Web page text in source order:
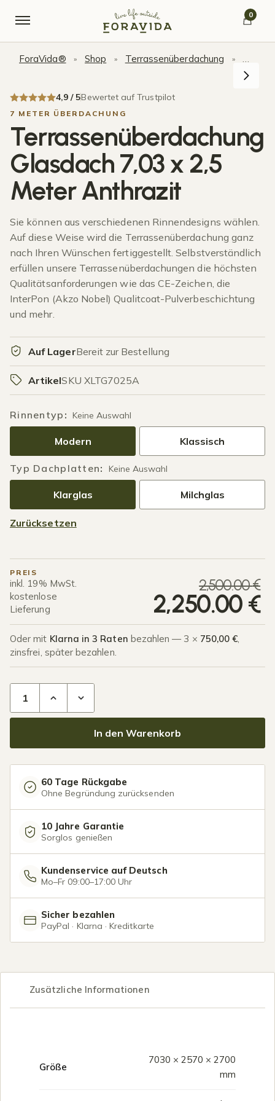
0
ForaVida® » Shop » Terrassenüberdachung »
4,9 / 5Bewertet auf Trustpilot
7 METER ÜBERDACHUNG
Terrassenüberdachung
Glasdach 7,03 x 2,5
Meter Anthrazit
Sie können aus verschiedenen Rinnendesigns wählen.
Auf diese Weise wird die Terrassenüberdachung ganz
nach Ihren Wünschen fertiggestellt. Selbstverständlich
erfüllen unsere Terrassenüberdachungen die höchsten
Qualitätsanforderungen wie das CE-Zeichen, die
InterPon (Akzo Nobel) Qualitcoat-Pulverbeschichtung
und mehr.
Auf LagerBereit zur Bestellung
ArtikelSKU XLTG7025A
Rinnentyp : Keine Auswahl
Modern Klassisch
Typ Dachplatten: Keine Auswahl
Klarglas Milchglas
Zurücksetzen
PREIS
inkl. 19% MwSt.
kostenlose
Lieferung
2,500.00€
2,250.00 €
Oder mit Klarna in 3 Raten bezahlen — 3 × 750,00 €,
zinsfrei, später bezahlen.
In den Warenkorb
60 Tage Rückgabe
Ohne Begründung zurücksenden
10 Jahre Garantie
Sorglos genießen
Kundenservice auf Deutsch
Mo–Fr 09:00–17:00 Uhr
Sicher bezahlen
PayPal · Klarna · Kreditkarte
Zusätzliche Informationen
Größe
7030 × 2570 × 2700
mm